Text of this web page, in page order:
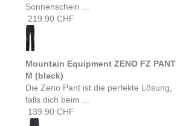
Sonnenschein ...
219.90 CHF
Mountain Equipment ZENO FZ PANT
M (black)
Die Zeno Pant ist die perfekte Lösung,
falls dich beim ...
139.90 CHF